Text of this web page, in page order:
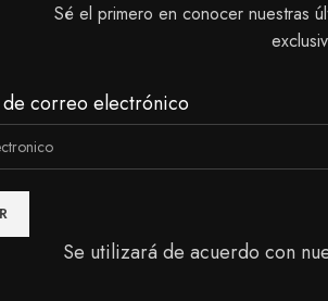
Sé el primero en conocer nuestras
correo electrónico
Se utilizará de acuerdo con
del producto con la parte Interna
en nuestra tienda, puedes
en Bogotá y Boyacá